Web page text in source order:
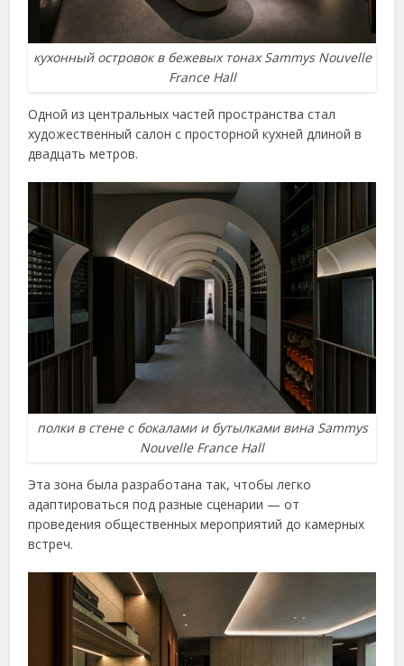
кухонный островок в бежевых тонах Sammys Nouvelle
France Hall
Одной из центральных частей пространства стал
художественный салон с просторной кухней длиной в
двадцать метров.
полки в стене с бокалами и бутылками вина Sammys
Nouvelle France Hall
Эта зона была разработана так, чтобы легко
адаптироваться под разные сценарии — от
проведения общественных мероприятий до камерных
встреч.